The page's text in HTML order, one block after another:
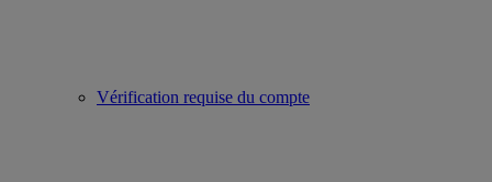
Vérification requise du compte